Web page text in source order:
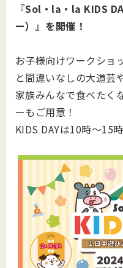
『Sol・la・la KIDS
ー）』を開催！
お子様向けワークショ
と間違いなしの大道芸
家族みんなで食べたく
ーもご用意！
KIDS DAYは10時～15